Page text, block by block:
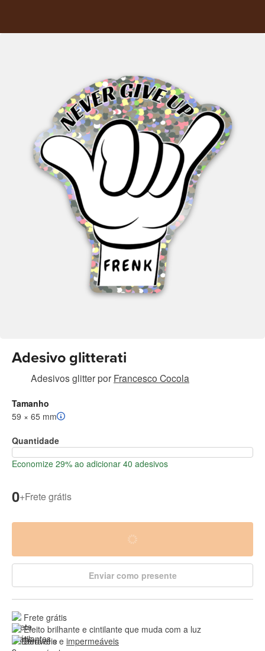
Adesivo glitterati
Adesivos glitterpor Francesco Cocola
Tamanho
59 × 65 mm
Quantidade
Economize 29% ao adicionar 40 adesivos
0+Frete grátis
Enviar como presente
Frete grátis
Efeito brilhante e cintilante que muda com a luz
Duráveis e impermeáveis